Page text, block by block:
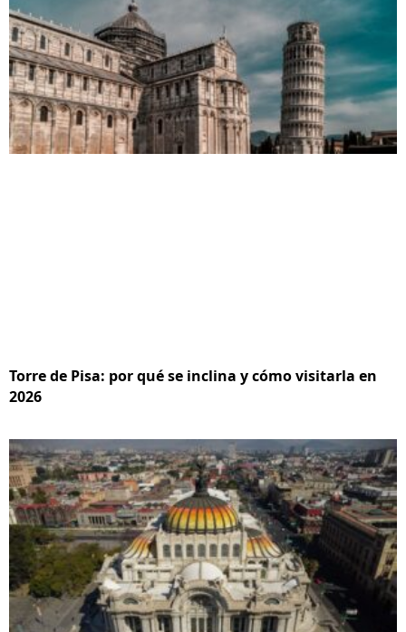
Torre de Pisa: por qué se inclina y cómo visitarla en
2026